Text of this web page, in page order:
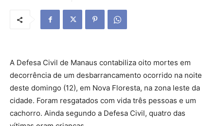
A Defesa Civil de Manaus contabiliza oito mortes em
decorrência de um desbarrancamento ocorrido na noite
deste domingo (12), em Nova Floresta, na zona leste da
cidade. Foram resgatados com vida três pessoas e um
cachorro. Ainda segundo a Defesa Civil, quatro das